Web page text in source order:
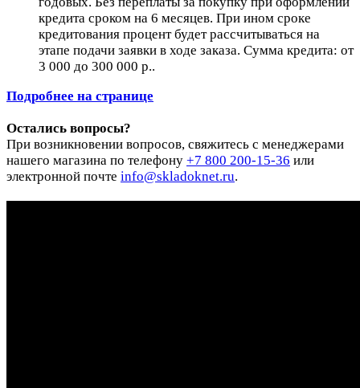
кредита сроком на 6 месяцев. При ином сроке
кредитования процент будет рассчитываться на
этапе подачи заявки в ходе заказа. Сумма кредита: от
3 000 до 300 000 р..
Подробнее на странице
Остались вопросы?
При возникновении вопросов, свяжитесь с менеджерами
нашего магазина по телефону +7 800 200-15-36 или
электронной почте info@skladoknet.ru.